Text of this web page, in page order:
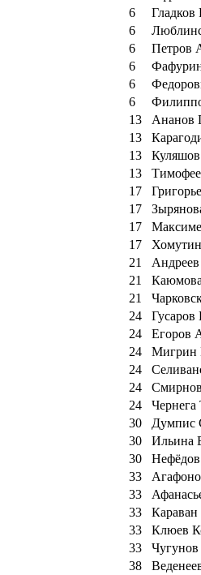
6
Гладков
6
6
Петров
6
6
6
13
Ананов
13
13
13
17
17
17
17
21
21
21
24
24
Егоров
24
Мигрин
24
24
24
30
Думпис
30
Ильина
30
33
33
33
33
Клюев
33
38